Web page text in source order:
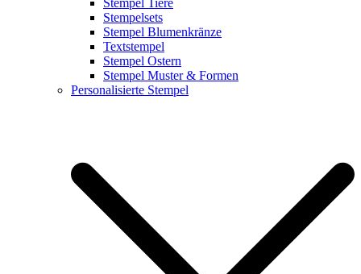
Stempel Tiere
Stempelsets
Stempel Blumenkränze
Textstempel
Stempel Ostern
Stempel Muster & Formen
Personalisierte Stempel